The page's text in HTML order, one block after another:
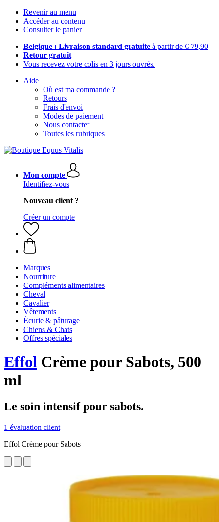
Revenir au menu
Accéder au contenu
Consulter le panier
Belgique : Livraison standard gratuite à partir de € 79,90
Retour gratuit
Vous recevez votre colis en 3 jours ouvrés.
Aide
Où est ma commande ?
Retours
Frais d'envoi
Modes de paiement
Nous contacter
Toutes les rubriques
Mon compte
Identifiez-vous
Nouveau client ?
Créer un compte
Marques
Nourriture
Compléments alimentaires
Cheval
Cavalier
Vêtements
Écurie & pâturage
Chiens & Chats
Offres spéciales
Effol Crème pour Sabots, 500
ml
Le soin intensif pour sabots.
1 évaluation client
Effol Crème pour Sabots